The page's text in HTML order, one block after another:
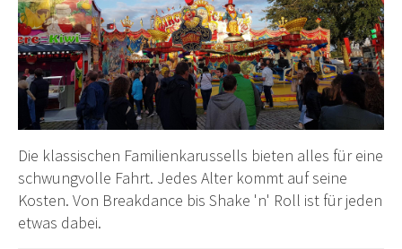
Die klassischen Familienkarussells bieten alles für eine
schwungvolle Fahrt. Jedes Alter kommt auf seine
Kosten. Von Breakdance bis Shake 'n' Roll ist für jeden
etwas dabei.